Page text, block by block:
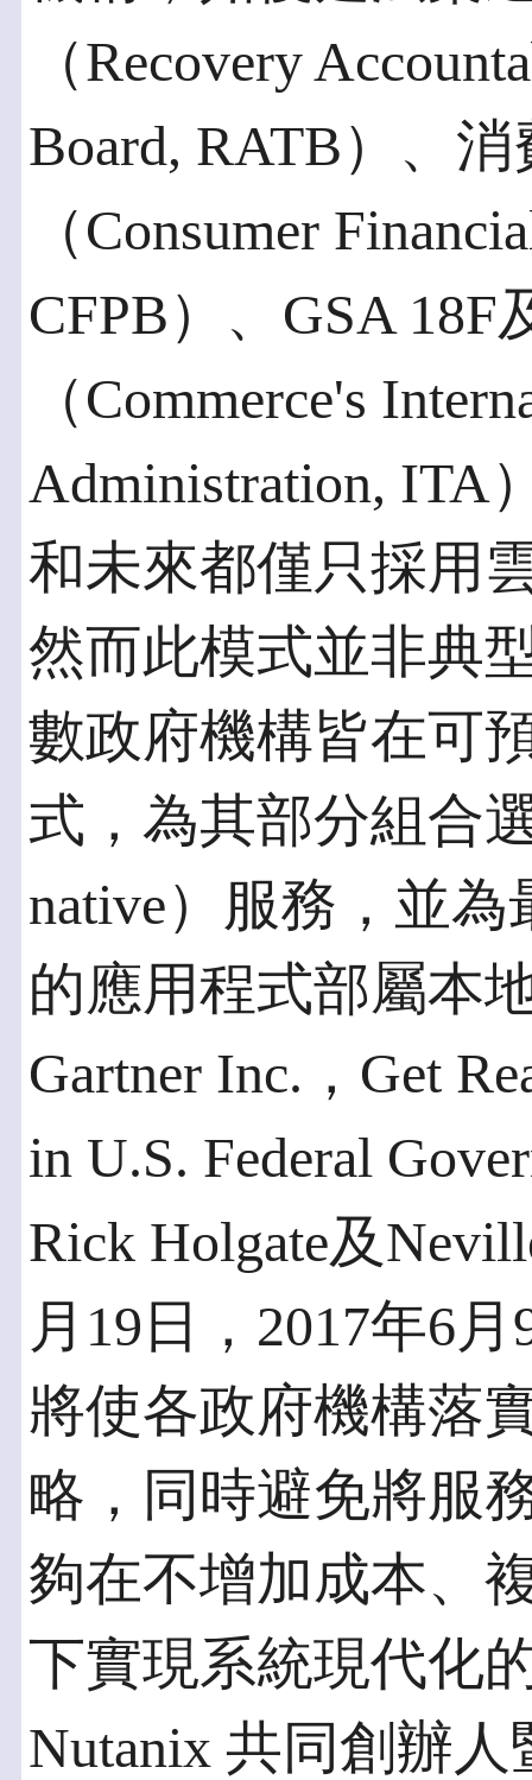
（Recovery
Board, RATB）、
（Consumer
CFPB）、GSA
（Commerce's
Administration, ITA
和未來都僅只採用
然而此模式並非典
數政府機構皆在可
式，為其部分組合
native）服務，並
的應用程式部屬本
Gartner Inc.，Get
in U.S. Federal
Rick Holgate及
月19日，2017年6
將使各政府機構落
略，同時避免將服
夠在不增加成本、
下實現系統現代化
Nutanix 共同創辦人